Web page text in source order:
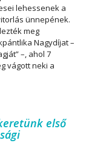
lehessenek a
ünnepének.
meg
Nagydíjat –
–, ahol 7
vágott neki a
első